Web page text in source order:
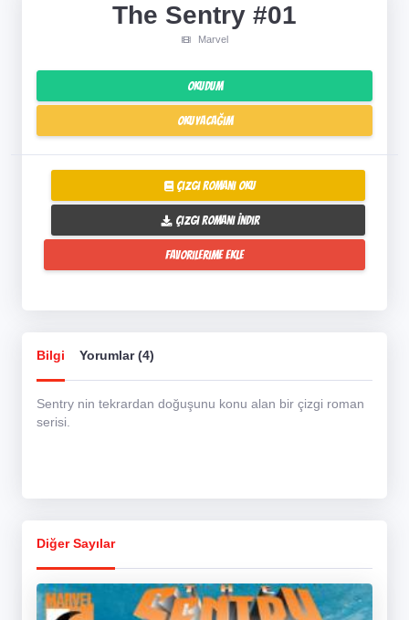
The Sentry #01
Marvel
Okudum
Okuyacağım
Çizgi Romanı Oku
Çizgi Romanı İndir
Favorilerime Ekle
Bilgi Yorumlar (4)
Sentry nin tekrardan doğuşunu konu alan bir çizgi roman
serisi.
Diğer Sayılar